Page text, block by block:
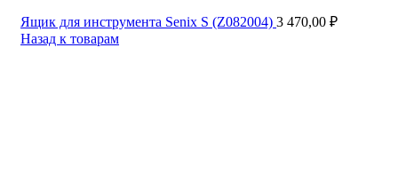
Ящик для инструмента Senix S (Z082004) 3 470,00 ₽
Назад к товарам